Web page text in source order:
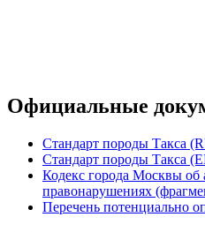
Официальные
Стандарт породы Такса
Стандарт породы Такса
Кодекс города Москвы
правонарушениях
Перечень потенциально